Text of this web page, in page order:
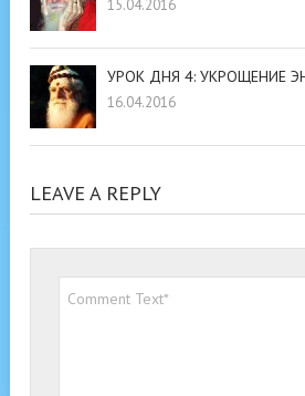
15.04.2016
УРОК ДНЯ 4: УКРОЩЕНИЕ
16.04.2016
LEAVE A REPLY